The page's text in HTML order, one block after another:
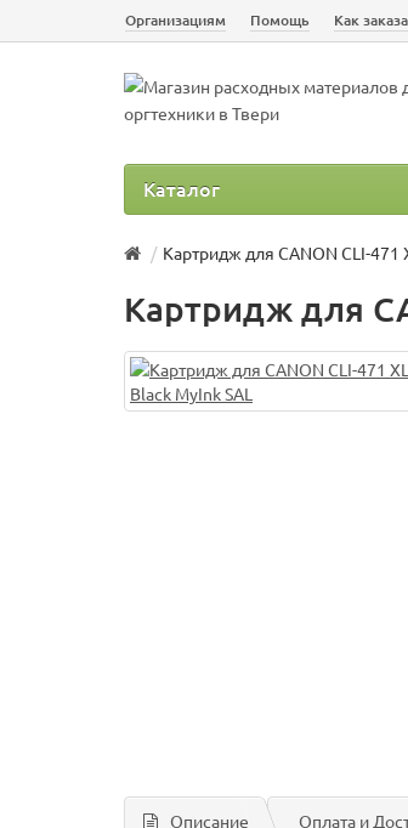
Организациям Помощь Как
Каталог
Картридж для CANON CLI-471
Картридж для
Описание Оплата и